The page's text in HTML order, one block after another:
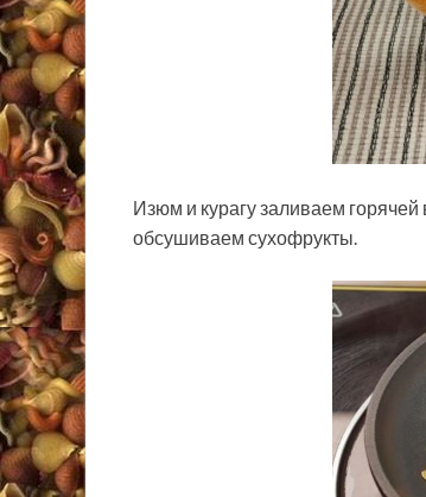
Изюм и курагу заливаем
обсушиваем сухофрукты.